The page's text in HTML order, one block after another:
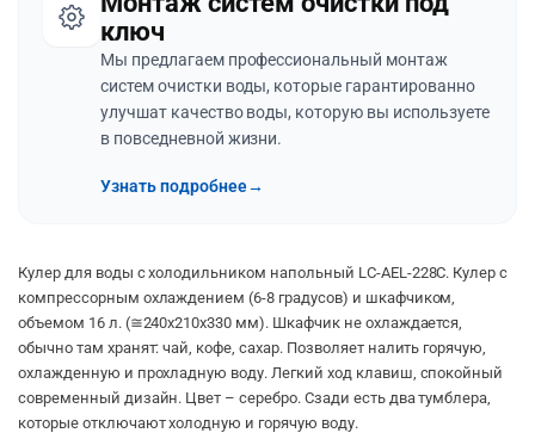
ключ
Мы предлагаем профессиональный монтаж
систем очистки воды, которые гарантированно
улучшат качество воды, которую вы используете
в повседневной жизни.
Узнать подробнее→
Кулер для воды с холодильником напольный LC-AEL-228С. Кулер с
компрессорным охлаждением (6-8 градусов) и шкафчиком,
объемом 16 л. (≅240х210х330 мм). Шкафчик не охлаждается,
обычно там хранят: чай, кофе, сахар. Позволяет налить горячую,
охлажденную и прохладную воду. Легкий ход клавиш, спокойный
современный дизайн. Цвет – серебро. Сзади есть два тумблера,
которые отключают холодную и горячую воду.